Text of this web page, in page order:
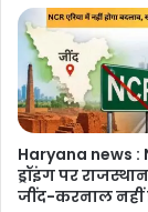
Haryana news :
ड्रॉइंग पर
जींद-करनाल नहीं